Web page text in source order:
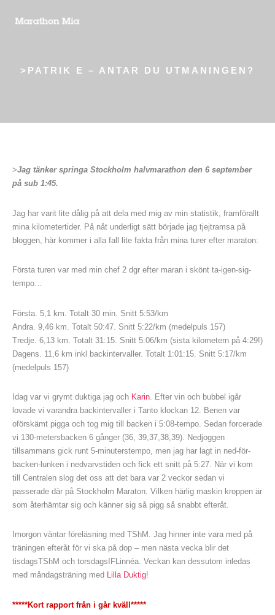
>PATRIK E – ANTAR DU UTMANINGEN?
>Jag tänker springa Stockholm halvmarathon den 6 september
på sub 1:45.
Jag har varit lite dålig på att dela med mig av min statistik, framförallt
mina kilometertider. På nåt underligt sätt började jag tjejtramsa på
bloggen, här kommer i alla fall lite fakta från mina turer efter maraton:
Första turen var med min chef 2 dgr efter maran i skönt ta-igen-sig-
tempo…
Första. 5,1 km. Totalt 30 min. Snitt 5:53/km
Andra. 9,46 km. Totalt 50:47. Snitt 5:22/km (medelpuls 157)
Tredje. 6,13 km. Totalt 31:15. Snitt 5:06/km (sista kilometern på 4:29!)
Dagens. 11,6 km inkl backintervaller. Totalt 1:01:15. Snitt 5:17/km
(medelpuls 157)
Idag var vi grymt duktiga jag ochKarin. Efter vin och bubbel igår
lovade vi varandra backintervaller i Tanto klockan 12. Benen var
oförskämt pigga och tog mig till backen i 5:08-tempo. Sedan forcerade
vi 130-metersbacken 6 gånger (36, 39,37,38,39). Nedjoggen
tillsammans gick runt 5-minuterstempo, men jag har lagt in ned-för-
backen-lunken i nedvarvstiden och fick ett snitt på 5:27. När vi kom
till Centralen slog det oss att det bara var 2 veckor sedan vi
passerade där på Stockholm Maraton. Vilken härlig maskin kroppen är
som återhämtar sig och känner sig så pigg så snabbt efteråt.
Imorgon väntar föreläsning med TShM. Jag hinner inte vara med på
träningen efteråt för vi ska på dop – men nästa vecka blir det
tisdagsTShM och torsdagsIFLinnéa. Veckan kan dessutom inledas
med måndagsträning med Lilla Duktig!
*****Kort rapport från i går kväll*****